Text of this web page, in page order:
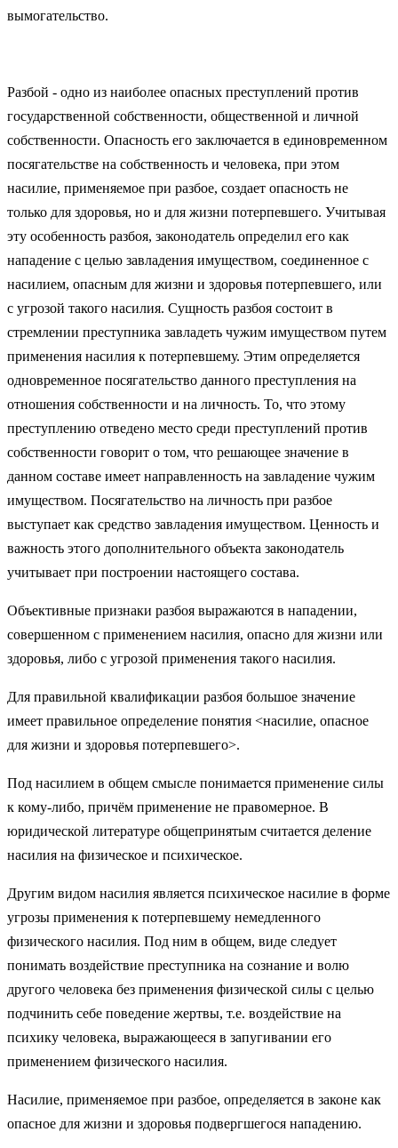
вымогательство.
Разбой - одно из наиболее опасных преступлений против
государственной собственности, общественной и личной
собственности. Опасность его заключается в единовременном
посягательстве на собственность и человека, при этом
насилие, применяемое при разбое, создает опасность не
только для здоровья, но и для жизни потерпевшего. Учитывая
эту особенность разбоя, законодатель определил его как
нападение с целью завладения имуществом, соединенное с
насилием, опасным для жизни и здоровья потерпевшего, или
с угрозой такого насилия. Сущность разбоя состоит в
стремлении преступника завладеть чужим имуществом путем
применения насилия к потерпевшему. Этим определяется
одновременное посягательство данного преступления на
отношения собственности и на личность. То, что этому
преступлению отведено место среди преступлений против
собственности говорит о том, что решающее значение в
данном составе имеет направленность на завладение чужим
имуществом. Посягательство на личность при разбое
выступает как средство завладения имуществом. Ценность и
важность этого дополнительного объекта законодатель
учитывает при построении настоящего состава.
Объективные признаки разбоя выражаются в нападении,
совершенном с применением насилия, опасно для жизни или
здоровья, либо с угрозой применения такого насилия.
Для правильной квалификации разбоя большое значение
имеет правильное определение понятия <насилие, опасное
для жизни и здоровья потерпевшего>.
Под насилием в общем смысле понимается применение силы
к кому-либо, причём применение не правомерное. В
юридической литературе общепринятым считается деление
насилия на физическое и психическое.
Другим видом насилия является психическое насилие в форме
угрозы применения к потерпевшему немедленного
физического насилия. Под ним в общем, виде следует
понимать воздействие преступника на сознание и волю
другого человека без применения физической силы с целью
подчинить себе поведение жертвы, т.е. воздействие на
психику человека, выражающееся в запугивании его
применением физического насилия.
Насилие, применяемое при разбое, определяется в законе как
опасное для жизни и здоровья подвергшегося нападению.